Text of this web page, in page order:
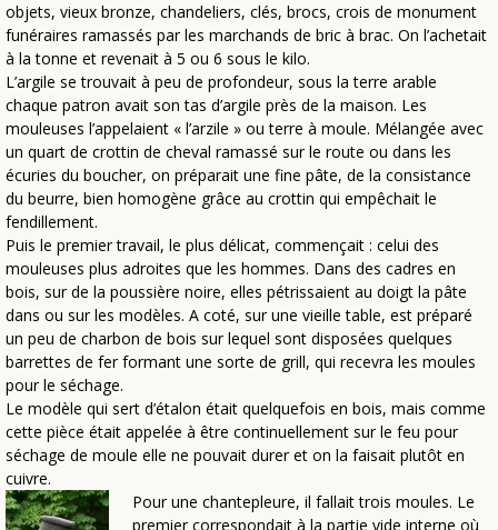
objets, vieux bronze, chandeliers, clés, brocs, crois de monument
funéraires ramassés par les marchands de bric à brac. On l’achetait
à la tonne et revenait à 5 ou 6 sous le kilo.
L’argile se trouvait à peu de profondeur, sous la terre arable
chaque patron avait son tas d’argile près de la maison. Les
mouleuses l’appelaient « l’arzile » ou terre à moule. Mélangée avec
un quart de crottin de cheval ramassé sur le route ou dans les
écuries du boucher, on préparait une fine pâte, de la consistance
du beurre, bien homogène grâce au crottin qui empêchait le
fendillement.
Puis le premier travail, le plus délicat, commençait : celui des
mouleuses plus adroites que les hommes. Dans des cadres en
bois, sur de la poussière noire, elles pétrissaient au doigt la pâte
dans ou sur les modèles. A coté, sur une vieille table, est préparé
un peu de charbon de bois sur lequel sont disposées quelques
barrettes de fer formant une sorte de grill, qui recevra les moules
pour le séchage.
Le modèle qui sert d’étalon était quelquefois en bois, mais comme
cette pièce était appelée à être continuellement sur le feu pour
séchage de moule elle ne pouvait durer et on la faisait plutôt en
cuivre.
Pour une chantepleure, il fallait trois moules. Le
premier correspondait à la partie vide interne où